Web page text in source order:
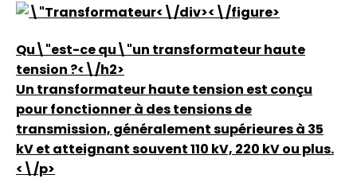
<\/div><\/figure>
Qu\"est-ce qu\"un transformateur haute
tension ?<\/h2>
Un transformateur haute tension est conçu
pour fonctionner à des tensions de
transmission, généralement supérieures à 35
kV et atteignant souvent 110 kV, 220 kV ou plus.
<\/p>